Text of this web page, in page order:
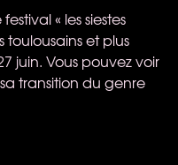
« les siestes
et plus
juin. Vous pouvez voir
transition du genre